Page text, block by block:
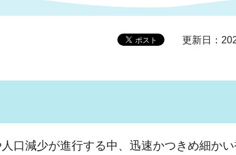
更新日：
口減少が進行する中、迅速かつきめ細か